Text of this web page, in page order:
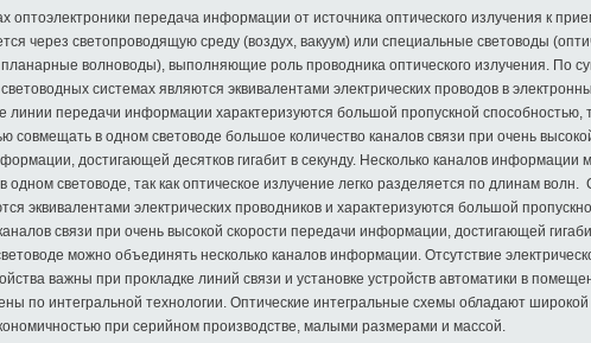
оптоэлектроники передача информации от источника оптического излучения к
через светопроводящую среду (воздух, вакуум) или специальные световоды
волноводы), выполняющие роль проводника оптического излучения. По
системах являются эквивалентами электрических проводов в
линии передачи информации характеризуются большой пропускной способностью,
совмещать в одном световоде большое количество каналов связи при очень
достигающей десятков гигабит в секунду. Несколько каналов информации
одном световоде, так как оптическое излучение легко разделяется по длинам
эквивалентами электрических проводников и характеризуются большой
связи при очень высокой скорости передачи информации, достигающей
можно объединять несколько каналов информации. Отсутствие
важны при прокладке линий связи и установке устройств автоматики в
по интегральной технологии. Оптические интегральные схемы обладают
при серийном производстве, малыми размерами и массой.